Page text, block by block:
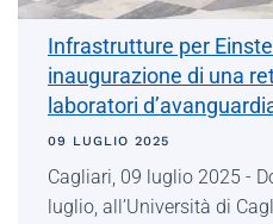
Infrastrutture per
inaugurazione di una
laboratori
09 LUGLIO 2025
Cagliari, 09 luglio 2025 -
luglio, all’Università di